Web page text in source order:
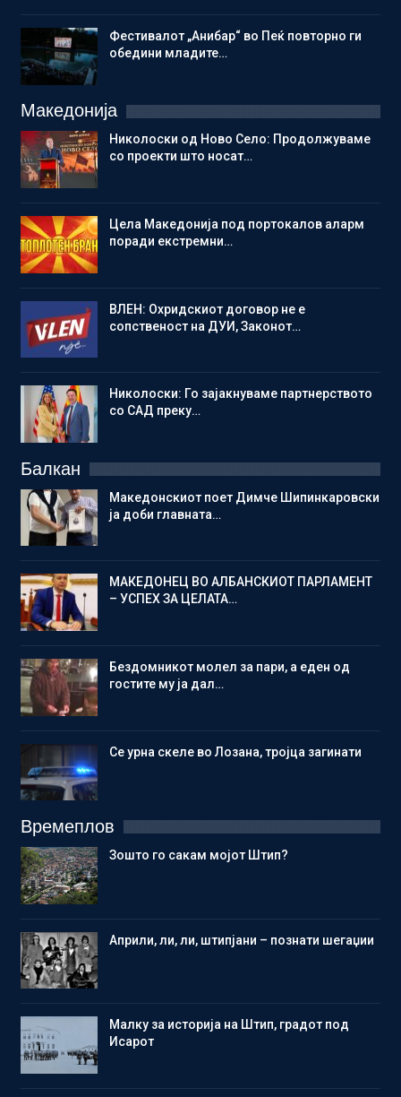
Фестивалот „Анибар“ во Пеќ повторно ги
обедини младите…
Македонија
Николоски од Ново Село: Продолжуваме
со проекти што носат…
Цела Македонија под портокалов аларм
поради екстремни…
ВЛЕН: Охридскиот договор не е
сопственост на ДУИ, Законот…
Николоски: Го зајакнуваме партнерството
со САД преку…
Балкан
Македонскиот поет Димче Шипинкаровски
ја доби главната…
МАКЕДОНЕЦ ВО АЛБАНСКИОТ ПАРЛАМЕНТ
– УСПЕХ ЗА ЦЕЛАТА…
Бездомникот молел за пари, а еден од
гостите му ја дал…
Се урна скеле во Лозана, тројца загинати
Времеплов
Зошто го сакам мојот Штип?
Aприли, ли, ли, штипјани – познати шегаџии
Малку за историја на Штип, градот под
Исарот